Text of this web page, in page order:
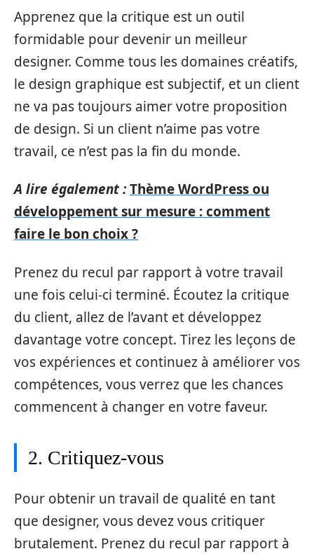
Apprenez que la critique est un outil
formidable pour devenir un meilleur
designer. Comme tous les domaines créatifs,
le design graphique est subjectif, et un client
ne va pas toujours aimer votre proposition
de design. Si un client n’aime pas votre
travail, ce n’est pas la fin du monde.
A lire également :Thème WordPress ou
développement sur mesure : comment
faire le bon choix ?
Prenez du recul par rapport à votre travail
une fois celui-ci terminé. Écoutez la critique
du client, allez de l’avant et développez
davantage votre concept. Tirez les leçons de
vos expériences et continuez à améliorer vos
compétences, vous verrez que les chances
commencent à changer en votre faveur.
2. Critiquez-vous
Pour obtenir un travail de qualité en tant
que designer, vous devez vous critiquer
brutalement. Prenez du recul par rapport à